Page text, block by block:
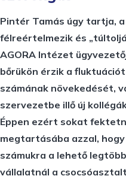
Pintér Tamás úgy tartja,
félreértelmezik és
AGORA Intézet
bőrükön érzik a
számának növekedését,
szervezetbe illő új
Éppen ezért sokat
megtartásába azzal,
számukra a lehető
vállalatnál a